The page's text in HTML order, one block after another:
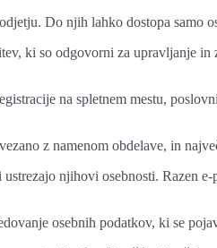
Do njih lahko dostopa
ki so odgovorni za upravljanje
na spletnem mestu,
z namenom obdelave, in
njihovi osebnosti. Razen
osebnih podatkov, ki se